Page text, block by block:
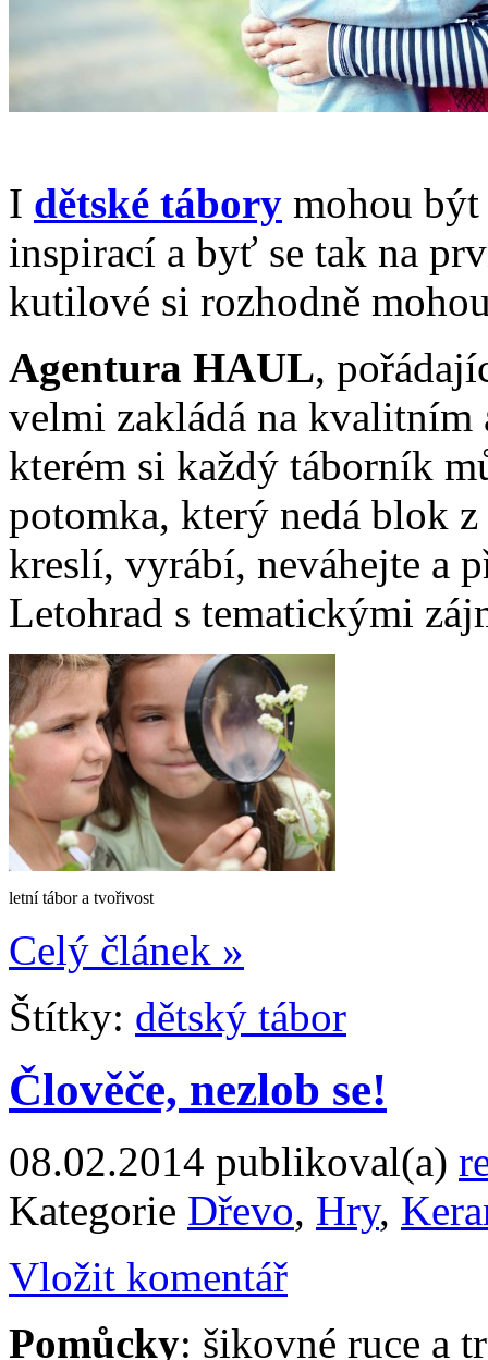
I dětské tábory mohou
inspirací a byť se tak na
kutilové si rozhodně
Agentura HAUL,
velmi zakládá na kvalitním
kterém si každý táborník
potomka, který nedá blok
kreslí, vyrábí, neváhejte a
Letohrad s tematickými
letní tábor a tvořivost
Celý článek »
Štítky: dětský tábor
Člověče, nezlob se!
08.02.2014 publikoval(a)
Kategorie Dřevo, Hry,
Vložit komentář
Pomůcky: šikovné ruce a